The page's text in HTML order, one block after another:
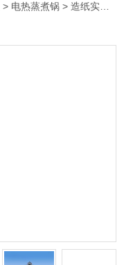
> 电热蒸煮锅 > 造纸实验电热蒸煮锅